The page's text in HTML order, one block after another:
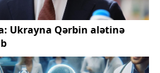
Ukrayna Qərbin alətinə